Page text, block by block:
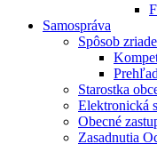
Samospráva
Spôsob
Starostka
Elektronická
Obecné
Zasadnutia